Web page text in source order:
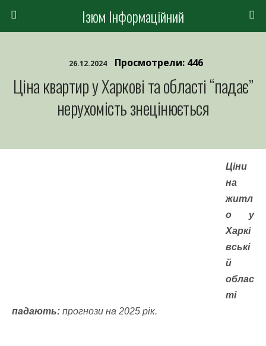
Ізюм Інформаційний
26.12.2024 Просмотрели: 446
Ціна квартир у Харкові та області “падає”
нерухомість знецінюється
Ціни
на
житл
о у
Харкі
вські
й
облас
ті
падають: прогнози на 2025 рік.